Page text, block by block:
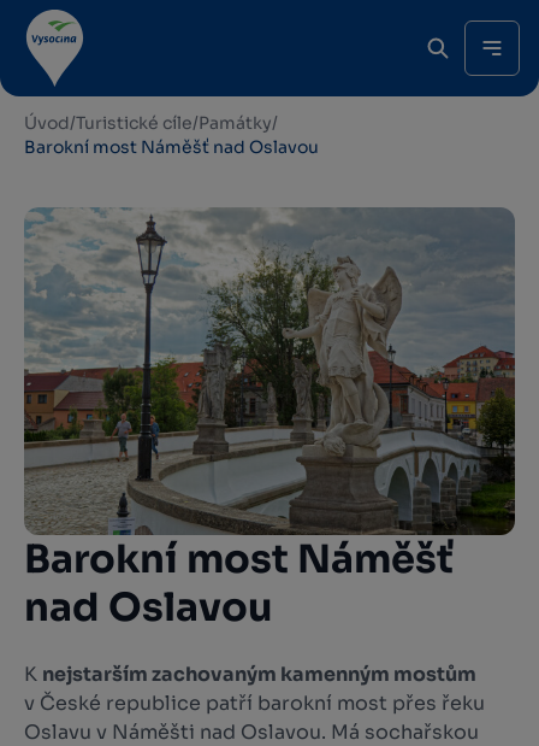
Úvod/Turistické cíle/Památky/
Barokní most Náměšť nad Oslavou
Barokní most Náměšť
nad Oslavou
K nejstarším zachovaným kamenným mostům
v České republice patří barokní most přes řeku
Oslavu v Náměšti nad Oslavou. Má sochařskou